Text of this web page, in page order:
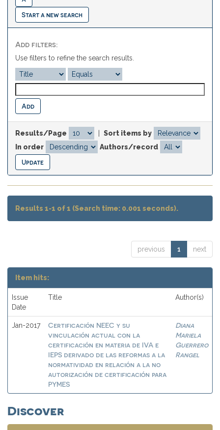
Start a new search
Add filters:
Use filters to refine the search results.
Results/Page
Sort items by
In order
Authors/record
Results 1-1 of 1 (Search time: 0.001 seconds).
previous 1 next
Item hits:
Issue
Date
Title Author(s)
Jan-2017
Certificación NEEC y su
vinculación actual con la
certificación en materia de IVA e
IEPS derivado de las reformas a la
normatividad en relación a la no
autorización de certificación para
PYMES
Diana
Mariela
Guerrero
Rangel
Discover